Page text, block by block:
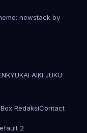
newstack by
AIKI JUKU
Box RedaksiContact
2